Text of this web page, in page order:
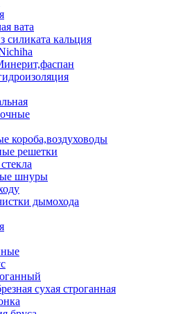
вата
силиката кальция
короба,воздуховоды
решетки
шнуры
дымохода
сухая строганная